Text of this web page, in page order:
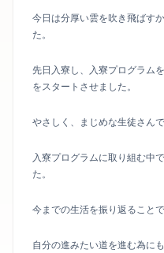
今日は分厚い雲を吹き飛ばす
た。
先日入寮し、入寮プログラム
をスタートさせました。
やさしく、まじめな生徒さんで
入寮プログラムに取り組む中
た。
今までの生活を振り返ること
自分の進みたい道を進む為に